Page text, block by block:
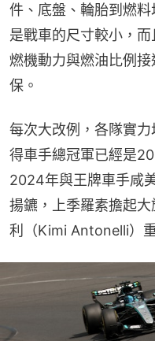
件、底盤、輪胎到燃
是戰車的尺寸較小，
燃機動力與燃油比例
保。
每次大改例，各隊實
得車手總冠軍已經是
2024年與王牌車手咸
揚鑣，上季羅素擔起
利（Kimi Antonelli）